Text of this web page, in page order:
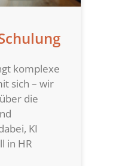
komplexe
sich – wir
die
KI
in HR